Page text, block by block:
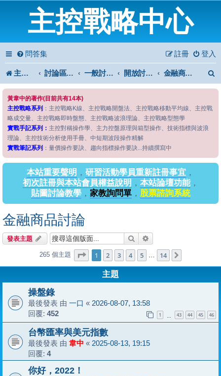
主控戰略中心
問答集 登入
註冊
主控戰略中心 討論區首頁 一般討論區 開放討論區 金融商品討論
黃韋中的著作(目前共有14本)
主控戰略系列 ：主控戰略K線、主控戰略開盤法、主控戰略移動平均線、主控戰
略成交量、主控戰略即時盤態、主控戰略波浪理論、主控戰略型態學
實戰手記系列： 主控對稱操作學、主力控盤原理與箱型操作、技術指標與波浪
理論、主控技術分析使用手冊、中短期波段操作精解
實戰筆記系列 ：量價操作要訣、趨向指標操作要訣...持續撰寫中
本站重要聲明 ， 研習活動學員重新註冊事宜 ，
初次註冊與本站會員權益說明 ， 本站論壇功能，
貼圖討論教學， 家教詢問單， 股票諮詢系統
金融商品討論
發表主題 搜尋
265 個主題 1 頁 (共 14 頁)
1 2 3 4 5 … 14
主題
操盤錄
最後發表 由 一口 « 2026-08-07, 13:58
回覆: 452 1 43 44 45 46
台幣匯率與美元指數
最後發表 由 韋中 « 2025-08-13, 19:15
回覆: 4
你好，2022！